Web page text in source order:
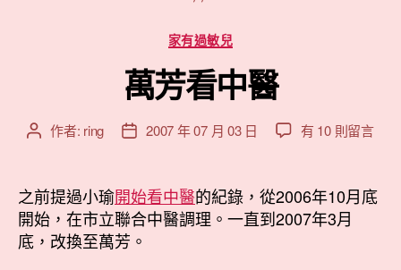
分
類
家有過敏兒
萬芳看中醫
文
者
作者: ring
文
佈
日
期
2007 年 07 月 03 日
在
看
中
醫〉
有 10 則留言
之前提過小瑜開始看中醫的紀錄，從2006年10月底
開始，在市立聯合中醫調理。一直到2007年3月
底，改換至萬芳。